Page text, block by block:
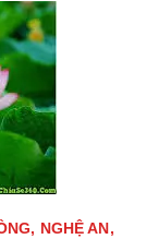
NGHỆ AN,